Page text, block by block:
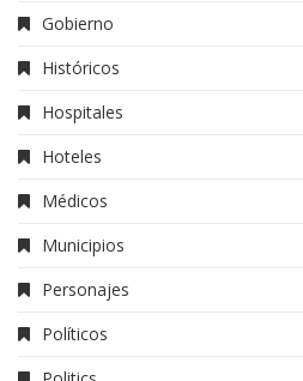
Gobierno
Históricos
Hospitales
Hoteles
Médicos
Municipios
Personajes
Políticos